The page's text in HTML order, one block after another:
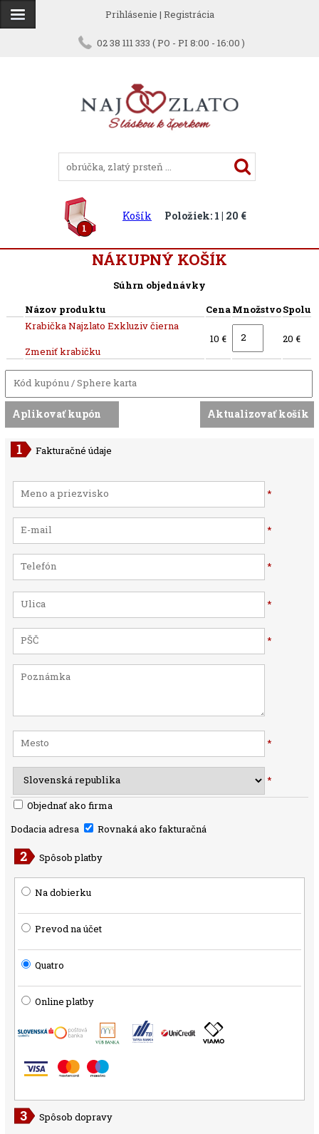
Prihlásenie | Registrácia
02 38 111 333 ( PO - PI 8:00 - 16:00 )
1
Košík Položiek: 1 | 20 €
NÁKUPNÝ KOŠÍK
Súhrn objednávky
Názov produktu
CenaMnožstvoSpolu
Krabička Najzlato Exkluziv čierna
Zmeniť krabičku
10 € 20 €
Fakturačné údaje
*
*
*
*
*
*
*
Objednať ako firma
Dodacia adresa
Rovnaká ako fakturačná
Spôsob platby
Na dobierku
Prevod na účet
Quatro
Online platby
Spôsob dopravy